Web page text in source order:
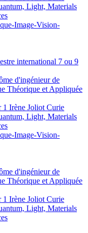
Light, Materials
Image-Vision-
international 7 ou 9
d'ingénieur de
Théorique et Appliquée
1 Irène Joliot Curie
Light, Materials
Image-Vision-
d'ingénieur de
Théorique et Appliquée
1 Irène Joliot Curie
Light, Materials